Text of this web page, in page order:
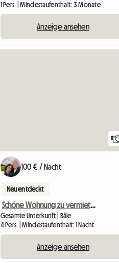
1 Pers. | Mindestaufenthalt: 3 Monate
Anzeige ansehen
100 € / Nacht
Neu entdeckt
Schöne Wohnung zu vermieten in Basel
Gesamte Unterkunft | Bâle
4 Pers. | Mindestaufenthalt: 1 Nacht
Anzeige ansehen